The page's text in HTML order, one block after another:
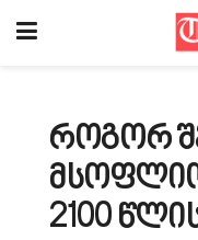
როგორ
2100